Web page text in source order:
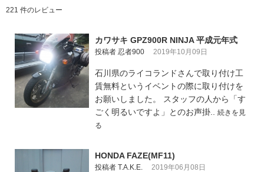
221 件のレビュー
カワサキ GPZ900R NINJA 平成元年式
投稿者 忍者900 2019年10月09日
石川県のライコランドさんで取り付け工
賃無料というイベントの際に取り付けを
お願いしました。 スタッフの人から「す
ごく明るいですよ」とのお声掛.. 続きを見
る
HONDA FAZE(MF11)
投稿者 T.A.K.E. 2019年06月08日